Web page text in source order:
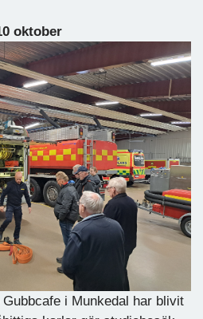
oktober
i Munkedal har blivit